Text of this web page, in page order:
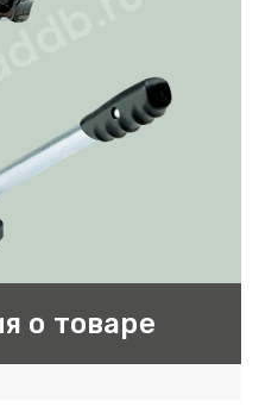
о товаре